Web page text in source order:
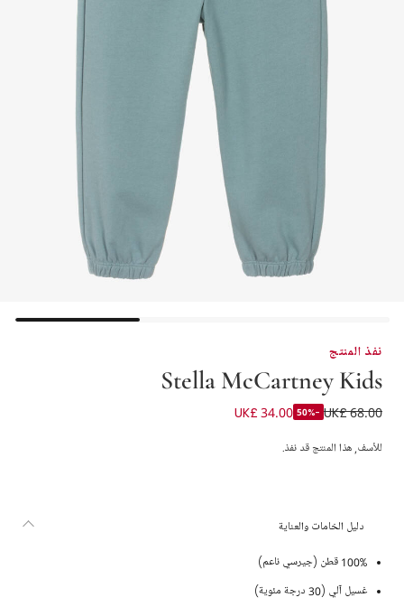
نفذ المنتج
Stella McCartney Kids
بنطلون رياضي قطن لون أزرق للأولاد
UK£ 68.00
-50%
UK£ 34.00
للأسف, هذا المنتج قد نفذ.
دليل الخامات والعناية
100% قطن (جيرسي ناعم)
غسيل آلي (30 درجة مئوية)